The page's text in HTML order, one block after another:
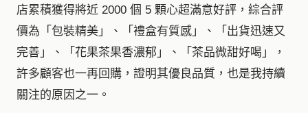
店累積獲得將近 2000 個 5 顆心超滿意好評，綜合評
價為「包裝精美」、「禮盒有質感」、「出貨迅速又
完善」、「花果茶果香濃郁」、「茶品微甜好喝」，
許多顧客也一再回購，證明其優良品質，也是我持續
關注的原因之一。